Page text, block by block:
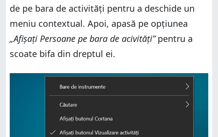
de pe bara de activități pentru a deschide un
meniu contextual. Apoi, apasă pe opțiunea
„Afișați Persoane pe bara de acivități”pentru a
scoate bifa din dreptul ei.